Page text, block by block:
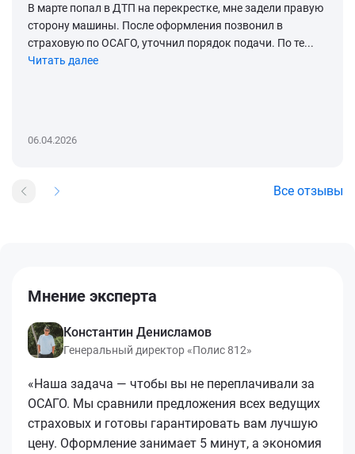
В марте попал в ДТП на перекрестке, мне задели правую
сторону машины. После оформления позвонил в
страховую по ОСАГО, уточнил порядок подачи. По те...
Читать далее
06.04.2026
Все отзывы
Мнение эксперта
Константин Денисламов
Генеральный директор «Полис 812»
«Наша задача — чтобы вы не переплачивали за
ОСАГО. Мы сравнили предложения всех ведущих
страховых и готовы гарантировать вам лучшую
цену. Оформление занимает 5 минут, а экономия